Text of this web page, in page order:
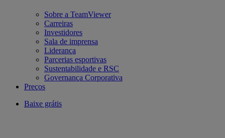
Sobre a TeamViewer
Carreiras
Investidores
Sala de imprensa
Liderança
Parcerias esportivas
Sustentabilidade e RSC
Governança Corporativa
Preços
Baixe grátis